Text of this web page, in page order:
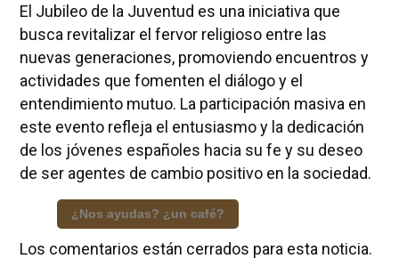
El Jubileo de la Juventud es una iniciativa que
busca revitalizar el fervor religioso entre las
nuevas generaciones, promoviendo encuentros y
actividades que fomenten el diálogo y el
entendimiento mutuo. La participación masiva en
este evento refleja el entusiasmo y la dedicación
de los jóvenes españoles hacia su fe y su deseo
de ser agentes de cambio positivo en la sociedad.
¿Nos ayudas? ¿un café?
Los comentarios están cerrados para esta noticia.